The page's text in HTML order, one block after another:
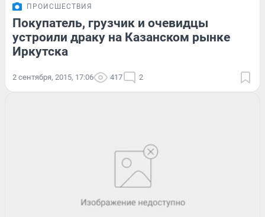
ПРОИСШЕСТВИЯ
Покупатель, грузчик и очевидцы
устроили драку на Казанском рынке
Иркутска
2 сентября, 2015, 17:06 417 2